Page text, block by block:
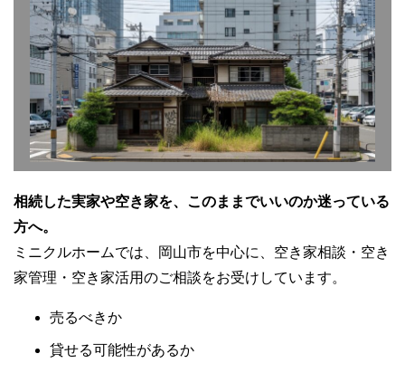
相続した実家や空き家を、このままでいいのか迷っている
方へ。
ミニクルホームでは、岡山市を中心に、空き家相談・空き
家管理・空き家活用のご相談をお受けしています。
売るべきか
貸せる可能性があるか